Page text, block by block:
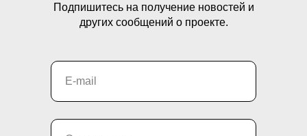
Подпишитесь на получение новостей и
других сообщений о проекте.